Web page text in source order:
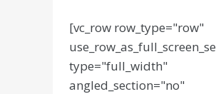
[vc_row row_type="row"
type="full_width"
angled_section="no"